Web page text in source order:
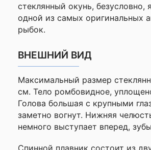
стеклянный окунь, безусловно,
одной из самых оригинальных
рыбок.
ВНЕШНИЙ ВИД
Максимальный размер
см. Тело ромбовидное,
Голова большая с крупными
заметно вогнут. Нижняя
немного выступает вперед,
Спинной плавник состоит из
Комментарий
Я согласен с